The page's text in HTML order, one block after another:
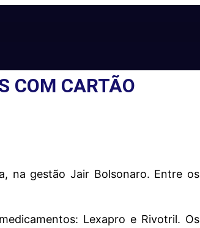
COM CARTÃO
na gestão Jair Bolsonaro. Entre os
Lexapro e Rivotril. Os